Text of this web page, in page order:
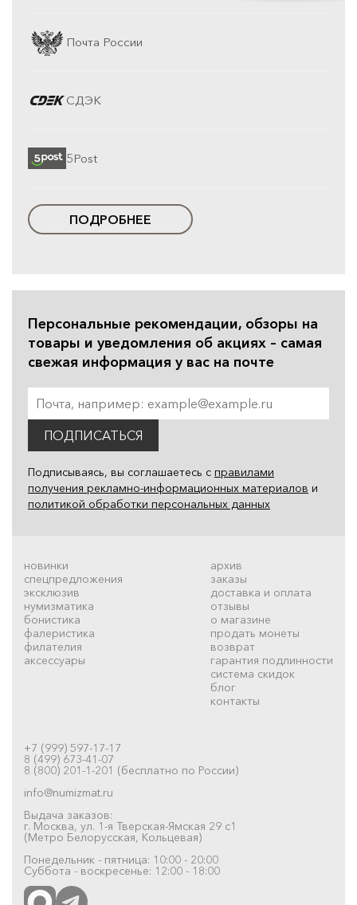
Почта России
СДЭК
5Post
ПОДРОБНЕЕ
Персональные рекомендации, обзоры на
товары и уведомления об акциях – самая
свежая информация у вас на почте
ПОДПИСАТЬСЯ
Подписываясь, вы соглашаетесь с правилами
получения рекламно-информационных материалов и
политикой обработки персональных данных
новинки
спецпредложения
эксклюзив
нумизматика
бонистика
фалеристика
филателия
аксессуары
архив
заказы
доставка и оплата
отзывы
о магазине
продать монеты
возврат
гарантия подлинности
система скидок
блог
контакты
+7 (999) 597-17-17
8 (499) 673-41-07
8 (800) 201-1-201 (бесплатно по России)
info@numizmat.ru
Выдача заказов:
г. Москва, ул. 1-я Тверская-Ямская 29 с1
(Метро Белорусская, Кольцевая)
Понедельник - пятница: 10:00 - 20:00
Суббота - воскресенье: 12:00 - 18:00